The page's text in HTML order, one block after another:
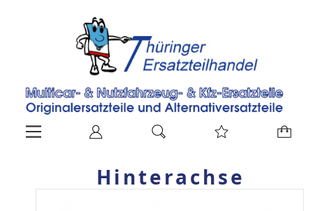
Hinterachse